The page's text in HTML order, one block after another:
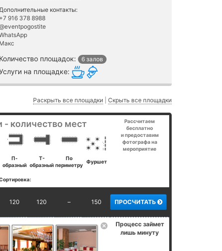
Дополнительные контакты:
+7 916 378 8988
Макс
Количество площадок: 6 залов
на площадке:
Раскрыть все площадки Скрыть все площадки
- количество мест
Рассчитаем
бесплатно
и предоставим
фотографа на
мероприятие
П-
образный
Т-
образный
По
периметру
Фуршет
120 120 – 150 ПРОСЧИТАТЬ
Процесс займет
лишь минуту